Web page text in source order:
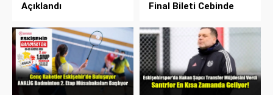
Açıklandı
Final Bileti Cebinde